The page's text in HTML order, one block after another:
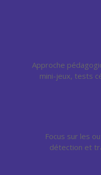
Approche
mini-jeux, tests
Focus sur les
détection et